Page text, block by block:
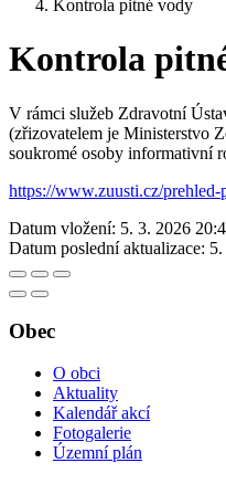
Kontrola pitné vody
Kontrola
V rámci služeb Zdravotní
(zřizovatelem je Ministerstvo
soukromé osoby informativní
https://www.zuusti.cz/
Datum vložení: 5. 3. 2026
Datum poslední aktualizace:
Obec
O obci
Aktuality
Kalendář akcí
Fotogalerie
Územní plán